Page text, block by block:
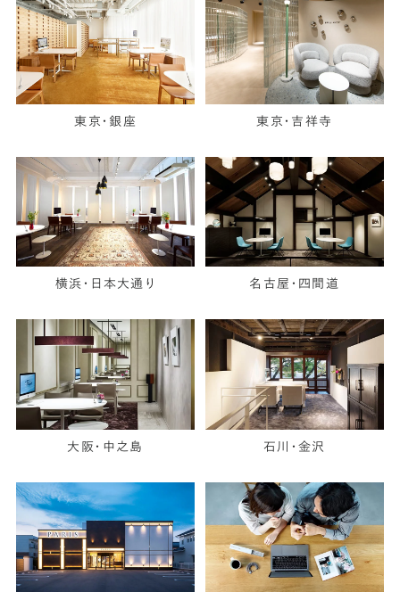
東京・銀座 東京・吉祥寺
横浜・日本大通り 名古屋・四間道
大阪・中之島 石川・金沢